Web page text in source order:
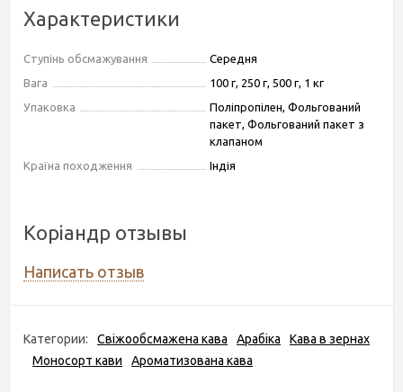
Характеристики
Ступінь обсмажування
Середня
Вага
100 г, 250 г, 500 г, 1 кг
Упаковка
Поліпропілен, Фольгований
пакет, Фольгований пакет з
клапаном
Країна походження
Індія
Коріандр отзывы
Написать отзыв
Категории: Свіжообсмажена кава Арабіка
Кава в зернах
Моносорт кави
Ароматизована кава